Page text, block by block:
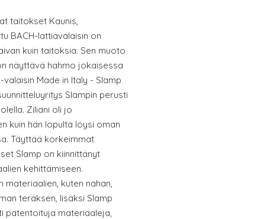
taitokset Kaunis,
BACH-lattiavalaisin on
kuin taitoksia. Sen muoto
näyttävä hahmo jokaisessa
Made in Italy - Slamp
Slampin perusti
Ziliani oli jo
kuin hän lopulta löysi oman
Täyttää korkeimmat
Slamp on kiinnittänyt
kehittämiseen.
materiaalien, kuten nahan,
teräksen, lisäksi Slamp
patentoituja materiaaleja,